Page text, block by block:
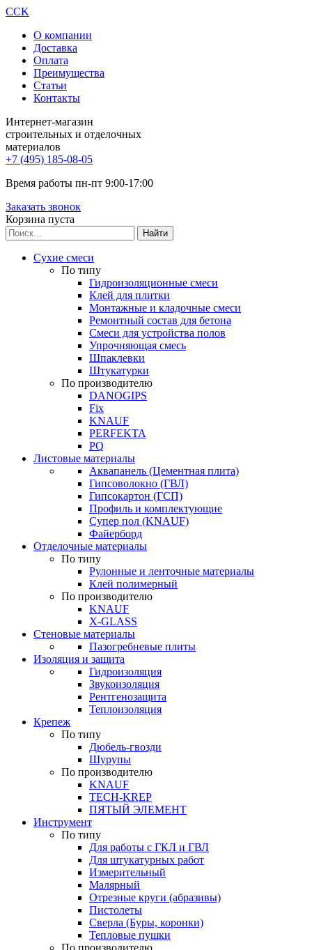
CCK
О компании
Доставка
Оплата
Преимущества
Статьи
Контакты
Интернет-магазин
строительных и отделочных
материалов
+7 (495) 185-08-05
Время работы пн-пт 9:00-17:00
Заказать звонок
Корзина пуста
Сухие смеси
По типу
Гидроизоляционные смеси
Клей для плитки
Монтажные и кладочные смеси
Ремонтный состав для бетона
Смеси для устройства полов
Упрочняющая смесь
Шпаклевки
Штукатурки
По производителю
DANOGIPS
Fix
KNAUF
PERFEKTA
PQ
Листовые материалы
Аквапанель (Цементная плита)
Гипсоволокно (ГВЛ)
Гипсокартон (ГСП)
Профиль и комплектующие
Супер пол (KNAUF)
Файерборд
Отделочные материалы
По типу
Рулонные и ленточные материалы
Клей полимерный
По производителю
KNAUF
X-GLASS
Стеновые материалы
Пазогребневые плиты
Изоляция и защита
Гидроизоляция
Звукоизоляция
Рентгенозащита
Теплоизоляция
Крепеж
По типу
Дюбель-гвозди
Шурупы
По производителю
KNAUF
TECH-KREP
ПЯТЫЙ ЭЛЕМЕНТ
Инструмент
По типу
Для работы с ГКЛ и ГВЛ
Для штукатурных работ
Измерительный
Малярный
Отрезные круги (абразивы)
Пистолеты
Сверла (Буры, коронки)
Тепловые пушки
По производителю